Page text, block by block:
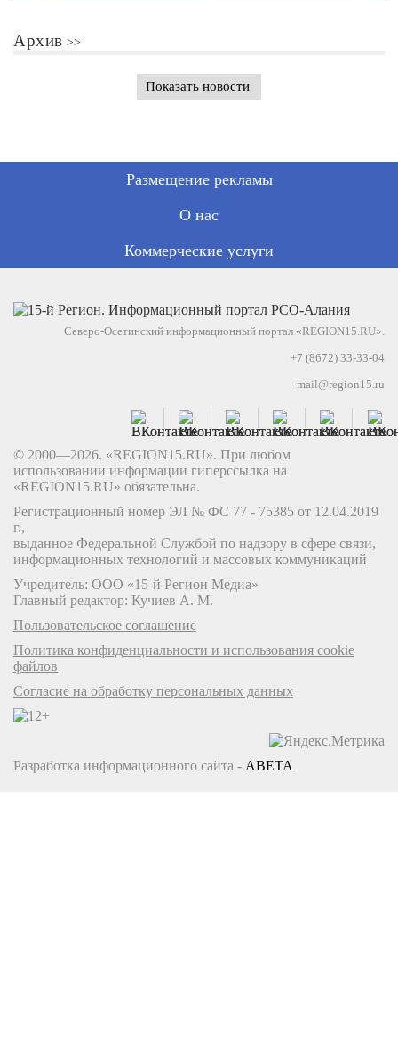
Архив
Показать новости
Размещение рекламы
О нас
Коммерческие услуги
Северо-Осетинский информационный портал «REGION15.RU».
+7 (8672) 33-33-04
mail@region15.ru
© 2000—2026. «REGION15.RU». При любом
использовании информации гиперссылка на
«REGION15.RU» обязательна.
Регистрационный номер ЭЛ № ФС 77 - 75385 от 12.04.2019
г.,
выданное Федеральной Службой по надзору в сфере связи,
информационных технологий и массовых коммуникаций
Учредитель: ООО «15-й Регион Медиа»
Главный редактор: Кучиев А. М.
Пользовательское соглашение
Политика конфиденциальности и использования cookie
файлов
Согласие на обработку персональных данных
Разработка информационного сайта - ABETA